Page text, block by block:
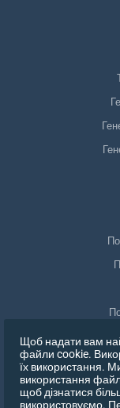
Щоб надати вам
файли cookie.
їх використання.
використання
щоб дізнатися
використовуємо.